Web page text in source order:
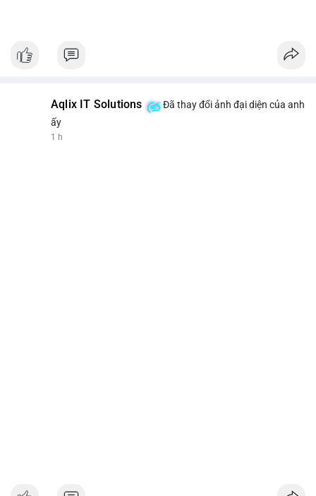
Aqlix IT Solutions
Đã thay đổi ảnh đại diện của anh
ấy
1 h